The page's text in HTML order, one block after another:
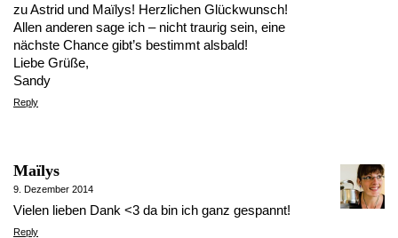
zu Astrid und Maïlys! Herzlichen Glückwunsch!
Allen anderen sage ich – nicht traurig sein, eine
nächste Chance gibt’s bestimmt alsbald!
Liebe Grüße,
Sandy
Reply
Maïlys
9. Dezember 2014
Vielen lieben Dank <3 da bin ich ganz gespannt!
Reply